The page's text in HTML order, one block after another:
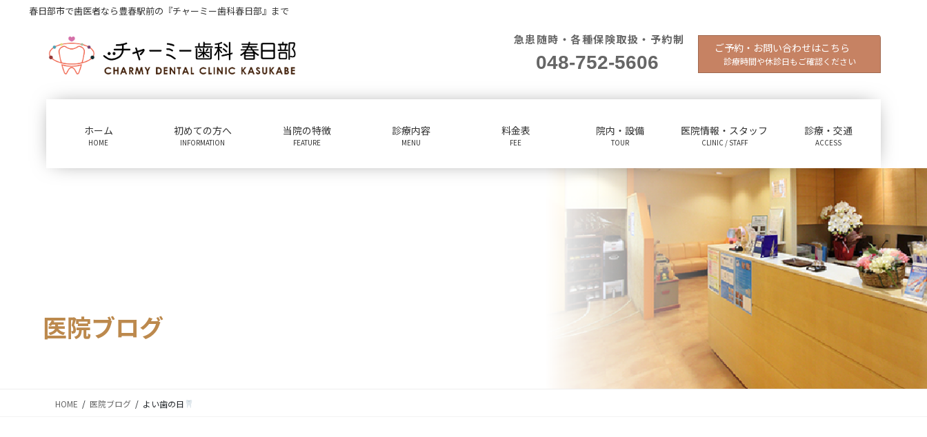
春日部市で歯医者なら豊春駅前の『チャーミー歯科春日部』まで
急患随時・各種保険取扱・予約制
048-752-5606
ご予約・お問い合わせはこちら
診療時間や休診日もご確認ください
ホーム
HOME
初めての方へ
INFORMATION
当院の特徴
FEATURE
診療内容
MENU
料金表
FEE
院内・設備
TOUR
医院情報・スタッフ
CLINIC / STAFF
診療・交通
ACCESS
医院ブログ
HOME 医院ブログ よい歯の日